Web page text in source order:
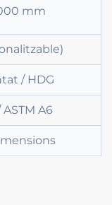
mm
/ HDG
A6